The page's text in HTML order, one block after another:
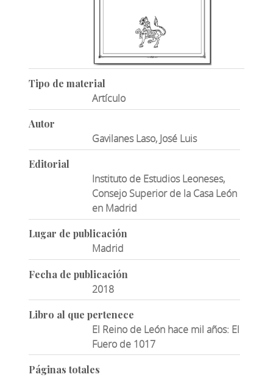
Tipo de material
Artículo
Autor
Gavilanes Laso, José Luis
Editorial
Instituto de Estudios Leoneses,
Consejo Superior de la Casa León
en Madrid
Lugar de publicación
Madrid
Fecha de publicación
2018
Libro al que pertenece
El Reino de León hace mil años: El
Fuero de 1017
Páginas totales